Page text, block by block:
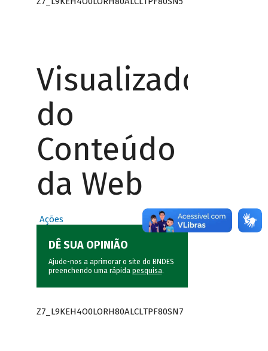
Visualizador
do
Conteúdo
da Web
Ações
DÊ SUA OPINIÃO
Ajude-nos a aprimorar o site do BNDES
preenchendo uma rápida pesquisa.
Z7_L9KEH4O0LORH80ALCLTPF80SN7